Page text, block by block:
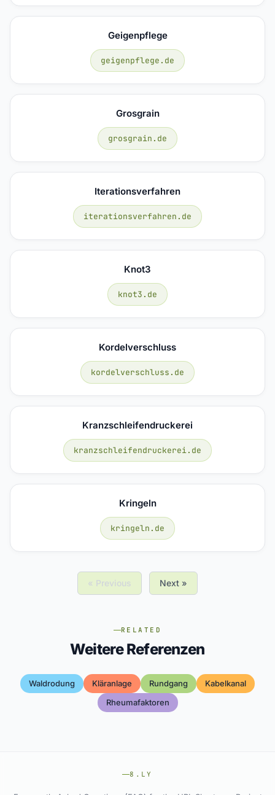
Geigenpflege
geigenpflege.de
Grosgrain
grosgrain.de
Iterationsverfahren
iterationsverfahren.de
Knot3
knot3.de
Kordelverschluss
kordelverschluss.de
Kranzschleifendruckerei
kranzschleifendruckerei.de
Kringeln
kringeln.de
« Previous Next »
RELATED
Weitere Referenzen
Waldrodung Kläranlage Rundgang
Kabelkanal
Rheumafaktoren
8.LY